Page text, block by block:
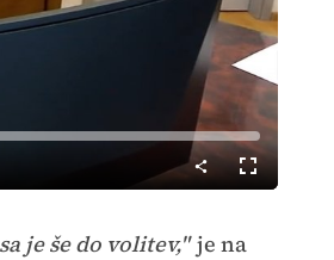
način
je še do volitev,"je na